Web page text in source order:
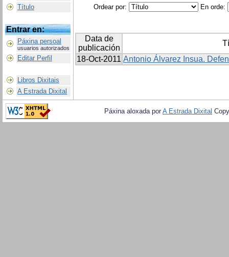
Título
Entrar en:
Páxina persoal
usuarios autorizados
Editar Perfil
Libros Dixitais
A Estrada Dixital
Ordear por: En orde:
Data de
publicación
18-Oct-2011 Antonio Álvarez Insua.
Páxina aloxada por A Estrada Dixital